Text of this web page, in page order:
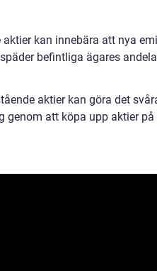
kan innebära att nya
befintliga ägares
aktier kan göra det
genom att köpa upp aktier på